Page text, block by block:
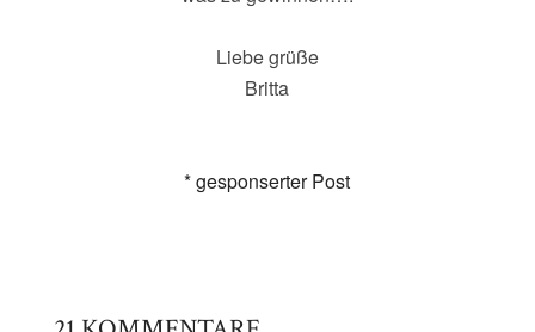
Liebe grüße
Britta
* gesponserter Post